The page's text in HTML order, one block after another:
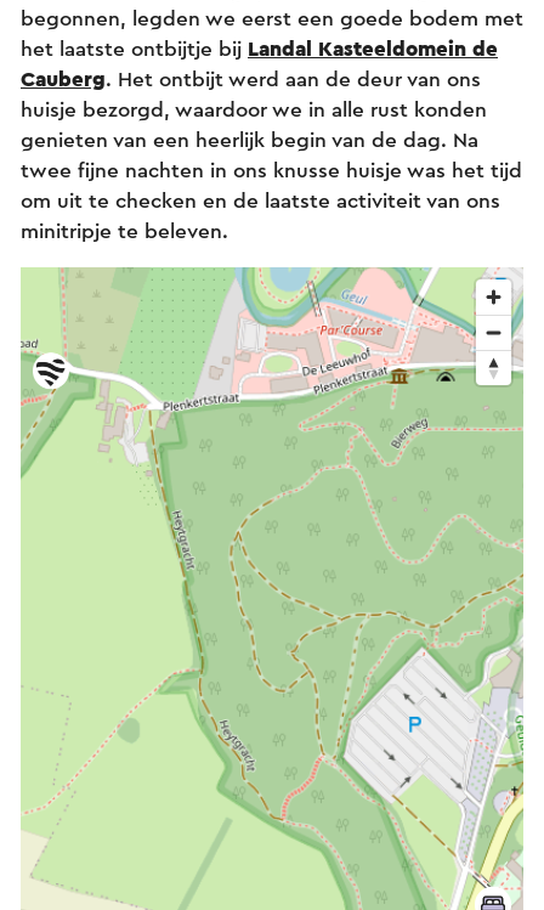
begonnen, legden we eerst een goede bodem met
het laatste ontbijtje bij Landal Kasteeldomein de
Cauberg. Het ontbijt werd aan de deur van ons
huisje bezorgd, waardoor we in alle rust konden
genieten van een heerlijk begin van de dag. Na
twee fijne nachten in ons knusse huisje was het tijd
om uit te checken en de laatste activiteit van ons
minitripje te beleven.